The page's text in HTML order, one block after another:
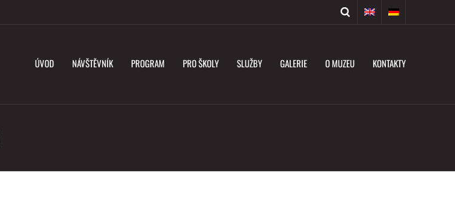
ÚVOD NÁVŠTĚVNÍK PROGRAM PRO ŠKOLY SLUŽBY GALERIE O MUZEU KONTAKTY